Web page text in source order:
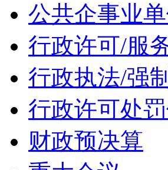
公共企事业
行政许可/服
行政执法/强制
行政许可处
财政预决算